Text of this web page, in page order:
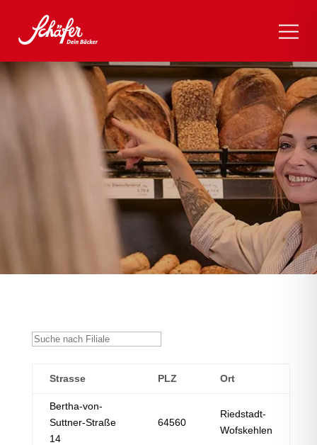
Strasse PLZ Ort
Bertha-von-
Suttner-Straße
14
64560
Riedstadt-
Wofskehlen